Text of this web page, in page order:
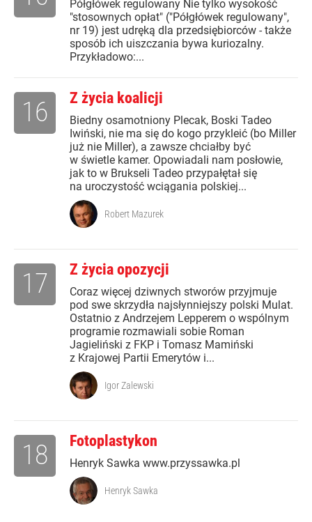
Półgłówek regulowany Nie tylko wysokość
"stosownych opłat" ("Półgłówek regulowany",
nr 19) jest udręką dla przedsiębiorców - także
sposób ich uiszczania bywa kuriozalny.
Przykładowo:...
Z życia koalicji
Biedny osamotniony Plecak, Boski Tadeo
Iwiński, nie ma się do kogo przykleić (bo Miller
już nie Miller), a zawsze chciałby być
w świetle kamer. Opowiadali nam posłowie,
jak to w Brukseli Tadeo przypałętał się
na uroczystość wciągania polskiej...
16
Robert Mazurek
Z życia opozycji
Coraz więcej dziwnych stworów przyjmuje
pod swe skrzydła najsłynniejszy polski Mulat.
Ostatnio z Andrzejem Lepperem o wspólnym
programie rozmawiali sobie Roman
Jagieliński z FKP i Tomasz Mamiński
z Krajowej Partii Emerytów i...
17
Igor Zalewski
Fotoplastykon
Henryk Sawka www.przyssawka.pl
18
Henryk Sawka